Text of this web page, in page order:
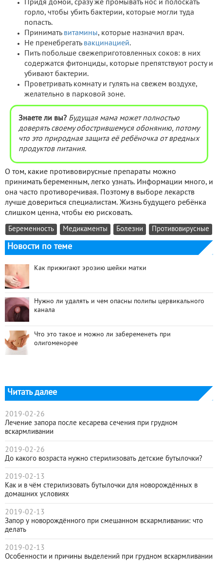
Придя домой, сразу же промывать нос и полоскать
горло, чтобы убить бактерии, которые могли туда
попасть.
Принимать витамины, которые назначил врач.
Не пренебрегать вакцинацией.
Пить побольше свежеприготовленных соков: в них
содержатся фитонциды, которые препятствуют росту и
убивают бактерии.
Проветривать комнату и гулять на свежем воздухе,
желательно в парковой зоне.
Знаете ли вы? Будущая мама может полностью
доверять своему обострившемуся обонянию, потому
что это природная защита её ребёночка от вредных
продуктов питания.
О том, какие противовирусные препараты можно
принимать беременным, легко узнать. Информации много, и
она часто противоречивая. Поэтому в выборе лекарств
лучше довериться специалистам. Жизнь будущего ребёнка
слишком ценна, чтобы ею рисковать.
Беременность Медикаменты Болезни Противовирусные
Новости по теме
Как прижигают эрозию шейки матки
Нужно ли удалять и чем опасны полипы цервикального
канала
Что это такое и можно ли забеременеть при
олигоменорее
Читать далее
2019-02-26
Лечение запора после кесарева сечения при грудном
вскармливании
2019-02-26
До какого возраста нужно стерилизовать детские бутылочки?
2019-02-13
Как и в чём стерилизовать бутылочки для новорождённых в
домашних условиях
2019-02-13
Запор у новорождённого при смешанном вскармливании: что
делать
2019-02-13
Особенности и причины выделений при грудном вскармливании